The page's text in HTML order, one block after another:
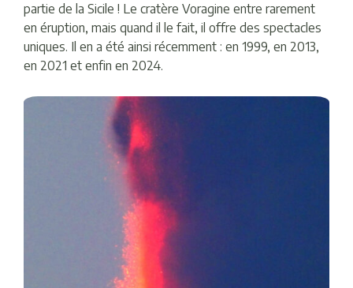
partie de la Sicile ! Le cratère Voragine entre rarement
en éruption, mais quand il le fait, il offre des spectacles
uniques. Il en a été ainsi récemment : en 1999, en 2013,
en 2021 et enfin en 2024.